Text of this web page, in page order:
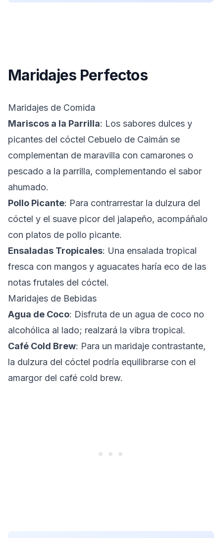
Maridajes Perfectos
Maridajes de Comida
Mariscos a la Parrilla: Los sabores dulces y
picantes del cóctel Cebuelo de Caimán se
complementan de maravilla con camarones o
pescado a la parrilla, complementando el sabor
ahumado.
Pollo Picante: Para contrarrestar la dulzura del
cóctel y el suave picor del jalapeño, acompáñalo
con platos de pollo picante.
Ensaladas Tropicales: Una ensalada tropical
fresca con mangos y aguacates haría eco de las
notas frutales del cóctel.
Maridajes de Bebidas
Agua de Coco: Disfruta de un agua de coco no
alcohólica al lado; realzará la vibra tropical.
Café Cold Brew: Para un maridaje contrastante,
la dulzura del cóctel podría equilibrarse con el
amargor del café cold brew.